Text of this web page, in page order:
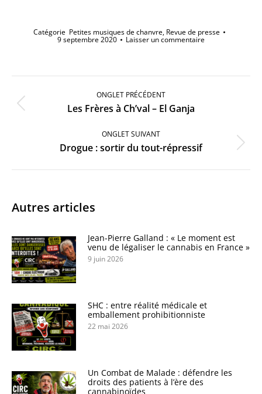
Catégorie Petites musiques de chanvre, Revue de presse
9 septembre 2020 Laisser un commentaire
Navigation
commentaire
ONGLET PRÉCÉDENT
Onglet
Les Frères à Ch’val – El Ganja
ONGLET SUIVANT
Onglet
Drogue : sortir du tout-répressif
Autres articles
Jean-Pierre Galland : « Le moment est
venu de légaliser le cannabis en France »
9 juin 2026
SHC : entre réalité médicale et
emballement prohibitionniste
22 mai 2026
Un Combat de Malade : défendre les
droits des patients à l’ère des
cannabinoïdes